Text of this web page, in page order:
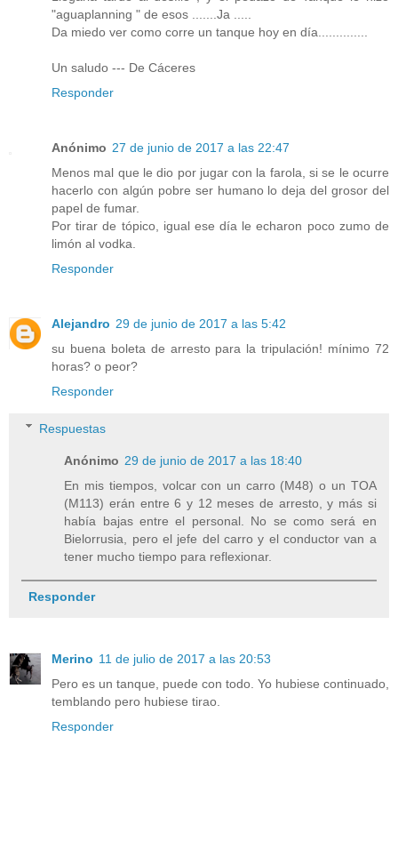
"aguaplanning " de esos .......Ja .....
Da miedo ver como corre un tanque hoy en día..............
Un saludo --- De Cáceres
Responder
Anónimo 27 de junio de 2017 a las 22:47
Menos mal que le dio por jugar con la farola, si se le ocurre
hacerlo con algún pobre ser humano lo deja del grosor del
papel de fumar.
Por tirar de tópico, igual ese día le echaron poco zumo de
limón al vodka.
Responder
Alejandro 29 de junio de 2017 a las 5:42
su buena boleta de arresto para la tripulación! mínimo 72
horas? o peor?
Responder
Respuestas
Anónimo 29 de junio de 2017 a las 18:40
En mis tiempos, volcar con un carro (M48) o un TOA
(M113) erán entre 6 y 12 meses de arresto, y más si
había bajas entre el personal. No se como será en
Bielorrusia, pero el jefe del carro y el conductor van a
tener mucho tiempo para reflexionar.
Responder
Merino 11 de julio de 2017 a las 20:53
Pero es un tanque, puede con todo. Yo hubiese continuado,
temblando pero hubiese tirao.
Responder